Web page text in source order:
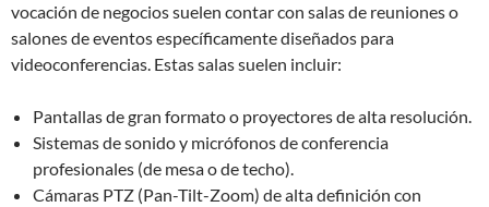
vocación de negocios suelen contar con salas de reuniones o
salones de eventos específicamente diseñados para
videoconferencias. Estas salas suelen incluir:
Pantallas de gran formato o proyectores de alta resolución.
Sistemas de sonido y micrófonos de conferencia
profesionales (de mesa o de techo).
Cámaras PTZ (Pan-Tilt-Zoom) de alta definición con